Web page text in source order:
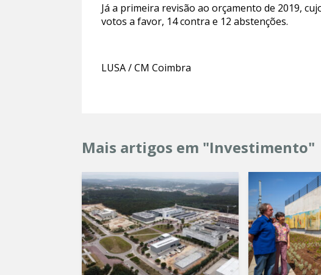
Já a primeira revisão ao orçamento de 2019,
votos a favor, 14 contra e 12 abstenções.
LUSA / CM Coimbra
Mais artigos em "Investimento"